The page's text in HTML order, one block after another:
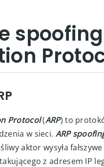
Protocol(ARP) to
w sieci. ARP
aktor wysyła
z adresem IP